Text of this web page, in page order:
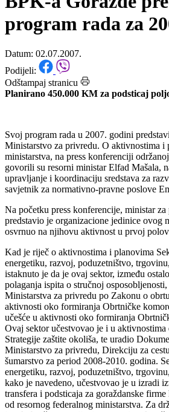
Ministarstvo za
BPK-a Goražde
program rada za
Datum: 02.07.2007.
Svoj program rada u 2007. godini
Ministarstvo za privredu. O aktivnostima i
ministarstva, na press konferenciji
govorili su resorni ministar Elfad Mašala,
upravljanje i koordinaciju sredstava za
savjetnik za normativno-pravne poslove
Na početku press konferencije, ministar
predstavio je organizacione jedinice ovog
osvrnuo na njihovu aktivnost u prvoj